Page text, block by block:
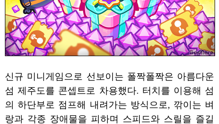
신규 미니게임으로 선보이는 폴짝폴짝은 아름다운
섬 제주도를 콘셉트로 차용했다. 터치를 이용해 섬
의 하단부로 점프해 내려가는 방식으로, 깎이는 벼
랑과 각종 장애물을 피하며 스피드와 스릴을 즐길